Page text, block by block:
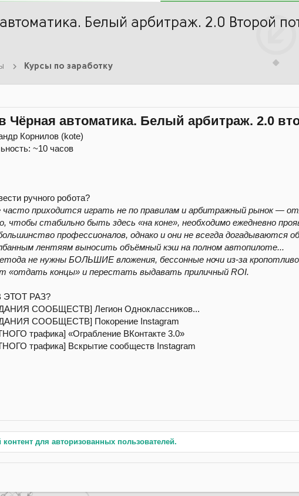
Белый арбитраж. 2.0 Второй
Курсы по заработку
Чёрная автоматика. Белый арбитраж. 2.0
Корнилов (kote)
~10 часов
ручного робота?
приходится играть не по правилам и арбитражный рынок —
чтобы стабильно быть здесь «на коне», необходимо ежедневно
профессионалов, однако и они не всегда
лентяям выносить объёмный кэш на полном автопилоте...
не нужны БОЛЬШИЕ вложения, бессонные ночи из-за
«отдать концы» и перестать выдавать приличный ROI.
ЭТОТ РАЗ?
СООБЩЕСТВ] Легион Одноклассников...
СООБЩЕСТВ] Покорение Instagram
трафика] «Ограбление ВКонтакте 3.0»
трафика] Вскрытие сообществ Instagram
для авторизованных пользователей.